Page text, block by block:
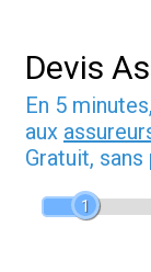
Devis
En 5
aux
Gratuit,
1